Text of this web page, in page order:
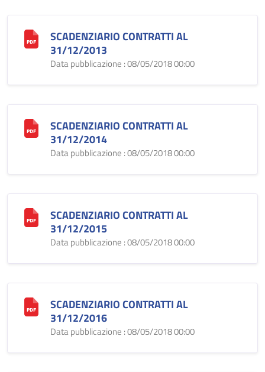
SCADENZIARIO CONTRATTI AL
31/12/2013
Data pubblicazione : 08/05/2018 00:00
SCADENZIARIO CONTRATTI AL
31/12/2014
Data pubblicazione : 08/05/2018 00:00
SCADENZIARIO CONTRATTI AL
31/12/2015
Data pubblicazione : 08/05/2018 00:00
SCADENZIARIO CONTRATTI AL
31/12/2016
Data pubblicazione : 08/05/2018 00:00